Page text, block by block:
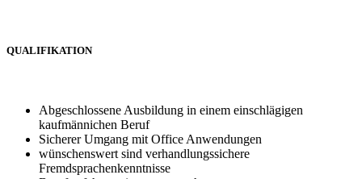
QUALIFIKATION
Abgeschlossene Ausbildung in einem einschlägigen
kaufmännichen Beruf
Sicherer Umgang mit Office Anwendungen
wünschenswert sind verhandlungssichere
Fremdsprachenkenntnisse